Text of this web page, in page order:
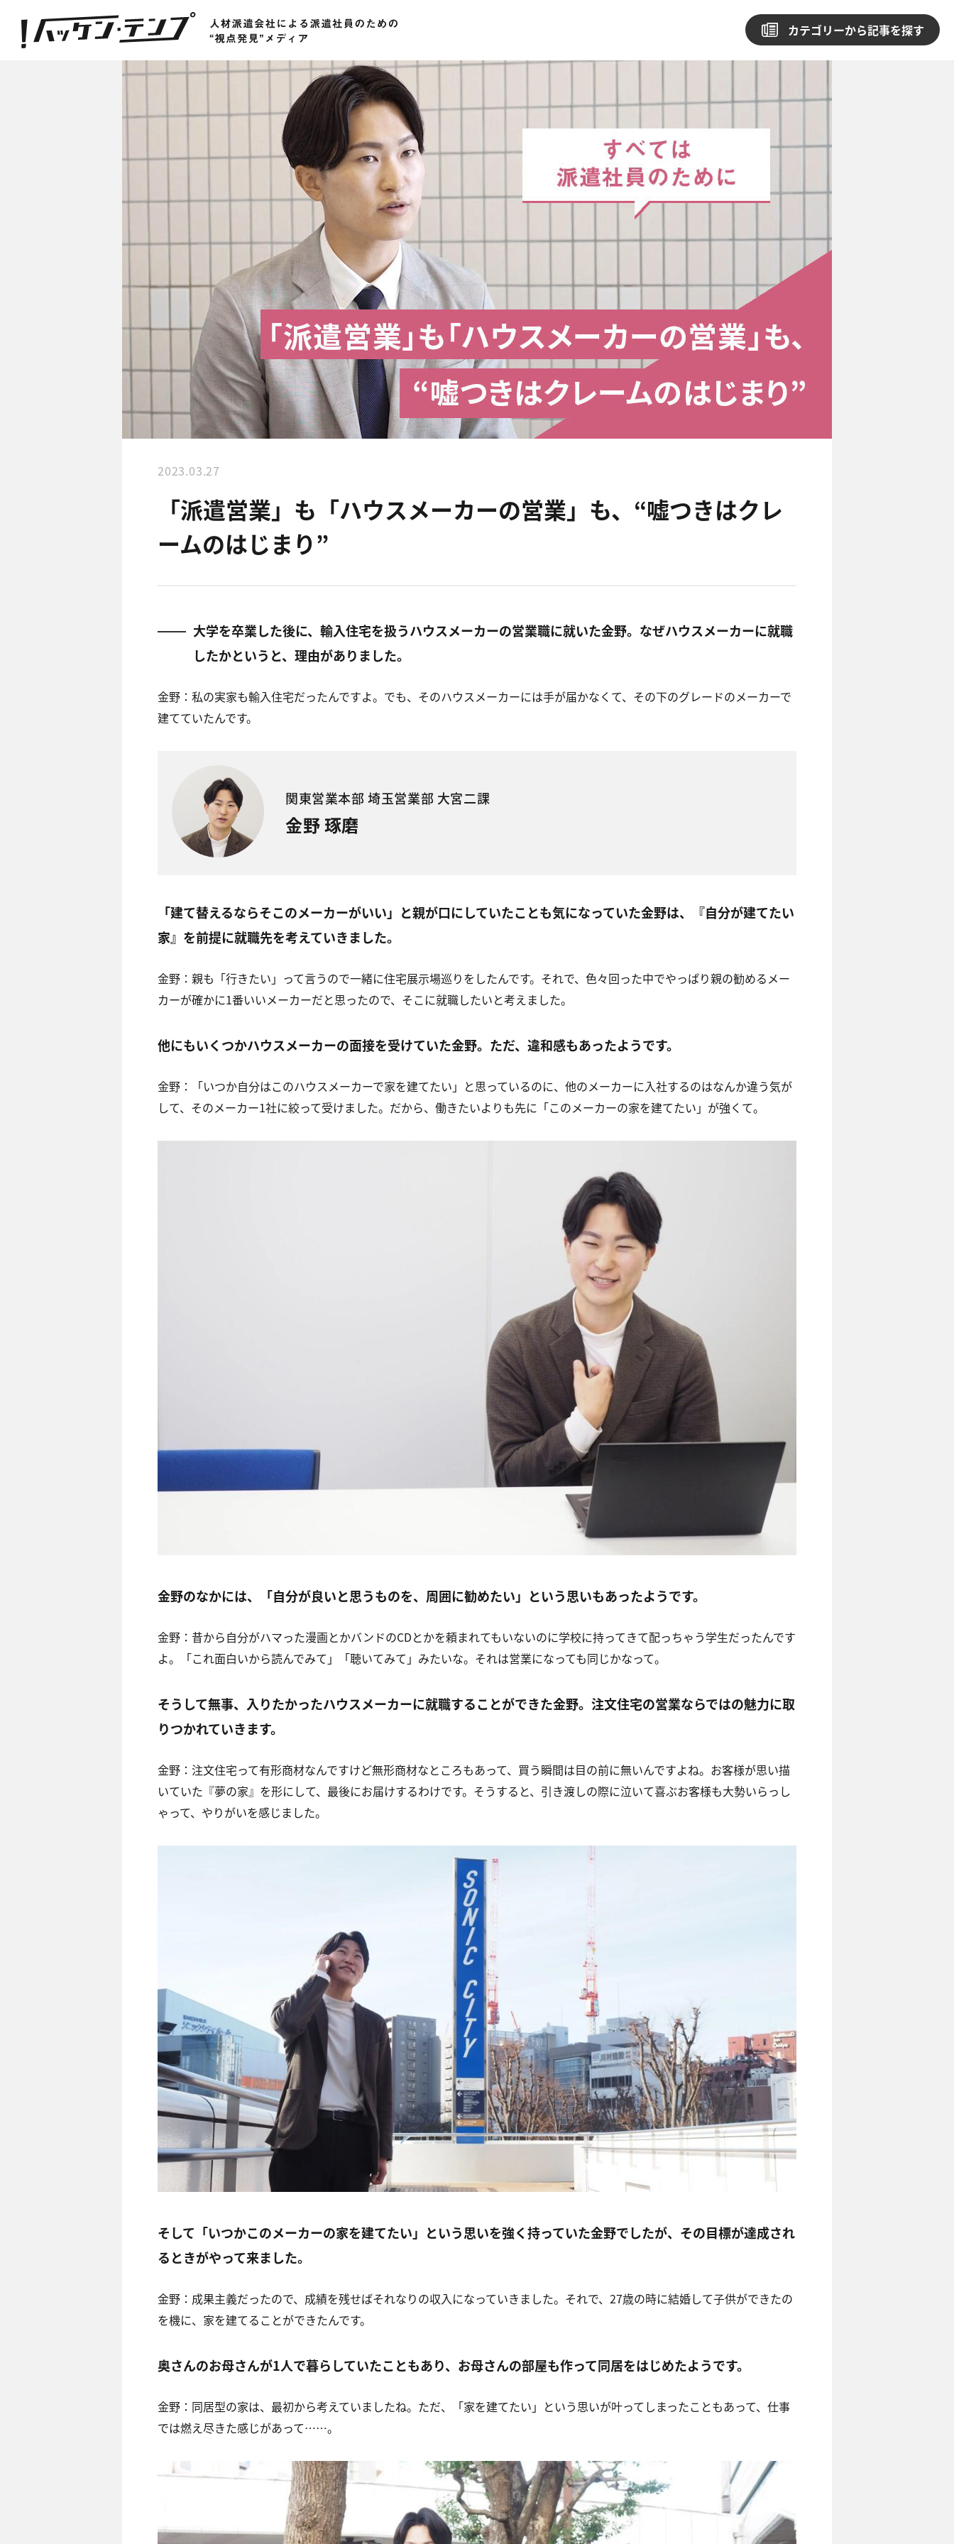
カテゴリーから記事を探す
2023.03.27
「派遣営業」も「ハウスメーカーの営業」も、“嘘つきはクレ
ームのはじまり”
大学を卒業した後に、輸入住宅を扱うハウスメーカーの営業職に就いた金野。なぜハウスメーカーに就職
したかというと、理由がありました。
金野：私の実家も輸入住宅だったんですよ。でも、そのハウスメーカーには手が届かなくて、その下のグレードのメーカーで
建てていたんです。
関東営業本部 埼玉営業部 大宮二課
金野 琢磨
「建て替えるならそこのメーカーがいい」と親が口にしていたことも気になっていた金野は、『自分が建てたい
家』を前提に就職先を考えていきました。
金野：親も「行きたい」って言うので一緒に住宅展示場巡りをしたんです。それで、色々回った中でやっぱり親の勧めるメー
カーが確かに1番いいメーカーだと思ったので、そこに就職したいと考えました。
他にもいくつかハウスメーカーの面接を受けていた金野。ただ、違和感もあったようです。
金野：「いつか自分はこのハウスメーカーで家を建てたい」と思っているのに、他のメーカーに入社するのはなんか違う気が
して、そのメーカー1社に絞って受けました。だから、働きたいよりも先に「このメーカーの家を建てたい」が強くて。
金野のなかには、「自分が良いと思うものを、周囲に勧めたい」という思いもあったようです。
金野：昔から自分がハマった漫画とかバンドのCDとかを頼まれてもいないのに学校に持ってきて配っちゃう学生だったんです
よ。「これ面白いから読んでみて」「聴いてみて」みたいな。それは営業になっても同じかなって。
そうして無事、入りたかったハウスメーカーに就職することができた金野。注文住宅の営業ならではの魅力に取
りつかれていきます。
金野：注文住宅って有形商材なんですけど無形商材なところもあって、買う瞬間は目の前に無いんですよね。お客様が思い描
いていた『夢の家』を形にして、最後にお届けするわけです。そうすると、引き渡しの際に泣いて喜ぶお客様も大勢いらっし
ゃって、やりがいを感じました。
そして「いつかこのメーカーの家を建てたい」という思いを強く持っていた金野でしたが、その目標が達成され
るときがやって来ました。
金野：成果主義だったので、成績を残せばそれなりの収入になっていきました。それで、 27歳の時に結婚して子供ができたの
を機に、家を建てることができたんです。
奥さんのお母さんが1人で暮らしていたこともあり、お母さんの部屋も作って同居をはじめたようです。
金野：同居型の家は、最初から考えていましたね。ただ、「家を建てたい」という思いが叶ってしまったこともあって、仕事
では燃え尽きた感じがあって……。